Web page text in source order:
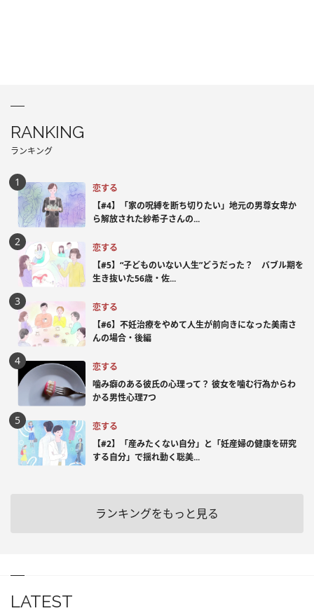
RANKING
ランキング
恋する
【#4】「家の呪縛を断ち切りたい」地元の男尊女卑か
ら解放された紗希子さんの...
恋する
【#5】“子どものいない人生”どうだった？ バブル期を
生き抜いた56歳・佐...
恋する
【#6】不妊治療をやめて人生が前向きになった美南さ
んの場合・後編
恋する
噛み癖のある彼氏の心理って？ 彼女を噛む行為からわ
かる男性心理7つ
恋する
【#2】「産みたくない自分」と「妊産婦の健康を研究
する自分」で揺れ動く聡美...
ランキングをもっと見る
LATEST